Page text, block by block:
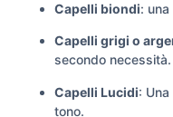
Capelli biondi:
Capelli grigi o
secondo necessità.
Capelli Lucidi:
tono.